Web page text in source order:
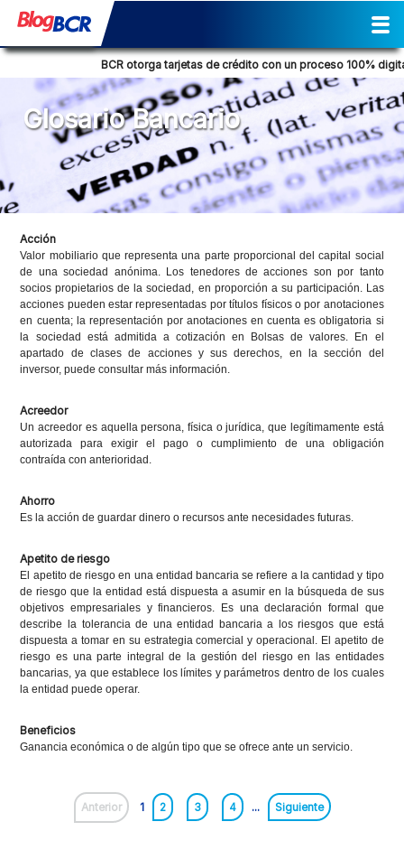
BCR otorga tarjetas de crédito con un proceso 100% digital
Glosario Bancario
Acción
Valor mobiliario que representa una parte proporcional del capital social
de una sociedad anónima. Los tenedores de acciones son por tanto
socios propietarios de la sociedad, en proporción a su participación. Las
acciones pueden estar representadas por títulos físicos o por anotaciones
en cuenta; la representación por anotaciones en cuenta es obligatoria si
la sociedad está admitida a cotización en Bolsas de valores. En el
apartado de clases de acciones y sus derechos, en la sección del
inversor, puede consultar más información.
Acreedor
Un acreedor es aquella persona, física o jurídica, que legítimamente está
autorizada para exigir el pago o cumplimiento de una obligación
contraída con anterioridad.
Ahorro
Es la acción de guardar dinero o recursos ante necesidades futuras.
Apetito de riesgo
El apetito de riesgo en una entidad bancaria se refiere a la cantidad y tipo
de riesgo que la entidad está dispuesta a asumir en la búsqueda de sus
objetivos empresariales y financieros. Es una declaración formal que
describe la tolerancia de una entidad bancaria a los riesgos que está
dispuesta a tomar en su estrategia comercial y operacional. El apetito de
riesgo es una parte integral de la gestión del riesgo en las entidades
bancarias, ya que establece los límites y parámetros dentro de los cuales
la entidad puede operar.
Beneficios
Ganancia económica o de algún tipo que se ofrece ante un servicio.
Anterior 1 2 3 4 ... Siguiente